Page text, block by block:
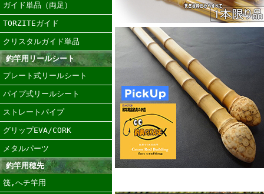
ガイド単品（両足）
TORZITEガイド
クリスタルガイド単品
釣竿用リールシート
プレート式リールシート
パイプ式リールシート
ストレートパイプ
グリップEVA/CORK
メタルパーツ
釣竿用穂先
筏,へチ竿用